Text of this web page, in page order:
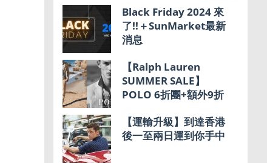
報
Black Friday 2024 來
了!!＋SunMarket最新
消息
【Ralph Lauren
SUMMER SALE】
POLO 6折團+額外9折
【運輸升級】到達香港
後一至兩日運到你手中